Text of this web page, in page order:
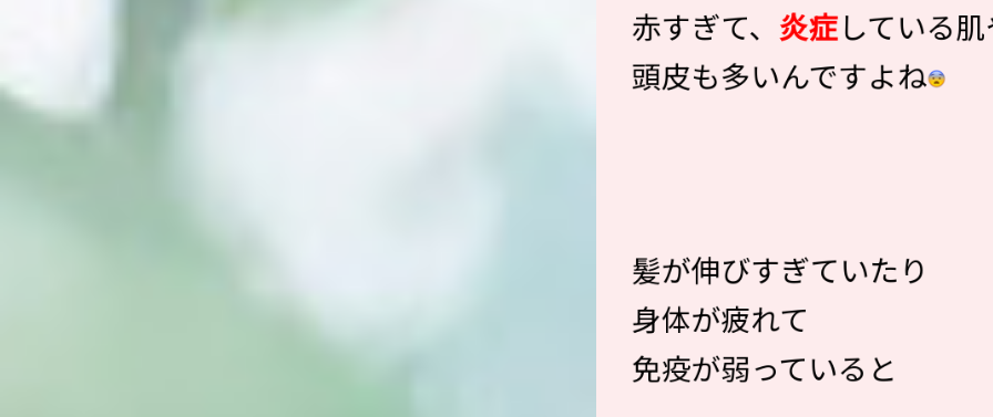
赤すぎて、 炎症している
頭皮も多いんですよね
髪が伸びすぎていたり
身体が疲れて
免疫が弱っていると